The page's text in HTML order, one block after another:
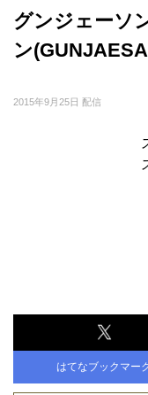
グンジェーソ
ン
2015年9月25日 配信
はてなブックマー